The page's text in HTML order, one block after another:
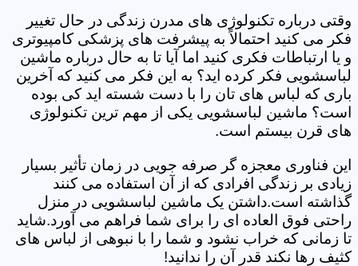
وقتی درباره تکنولوژی های مدرن زندگی در حال تغییر
فکر می کنید احتمالاً به پیشرفت های پزشکی کامپیوتری
و یا ارتباطات فکری کنید اما آیا تا به حال درباره ماشین
لباسشویی فکر کرده اید؟ به این فکر می کنید که آخرین
باری که لباس های تان را با دست شسته اید کی بوده
است؟ ماشین لباسشویی یکی از مهم ترین تکنولوژی
های قرن بیستم است.
این فناوری معجزه گر صرفه جویی در زمان تأثیر بسیار
زیادی بر زندگی افرادی که از آن استفاده می کنند
گذاشته است.داشتن یک ماشین لباسشویی در منزل
راحتی فوق العاده ای را برای شما فراهم می آورد.شاید
تا زمانی که خراب نشود و شما را با نبوهی از لباس های
کثیف رها نکند قدر آن را ندانید!